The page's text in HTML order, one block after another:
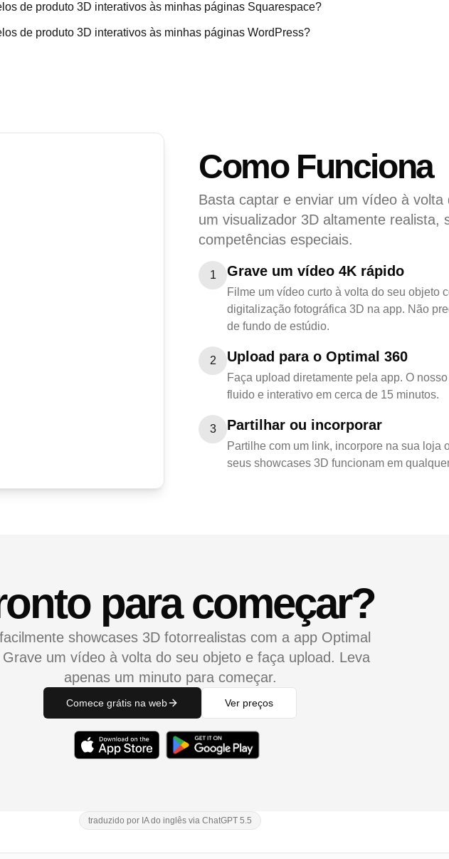
de produto 3D interativos às minhas páginas Squarespace?
de produto 3D interativos às minhas páginas WordPress?
Como Funciona
Basta captar e enviar um vídeo à
um visualizador 3D altamente realista,
competências especiais.
1 Grave um vídeo 4K rápido
Filme um vídeo curto à volta do seu objeto
digitalização fotográfica 3D na app. Não
de fundo de estúdio.
2 Upload para o Optimal 360
Faça upload diretamente pela app. O
fluido e interativo em cerca de 15 minutos.
3 Partilhar ou incorporar
Partilhe com um link, incorpore na sua loja
seus showcases 3D funcionam em
para começar?
showcases 3D fotorrealistas com a app Optimal
Grave um vídeo à volta do seu objeto e faça upload. Leva
apenas um minuto para começar.
Comece grátis na web Ver preços
traduzido por IA do inglês via ChatGPT 5.5